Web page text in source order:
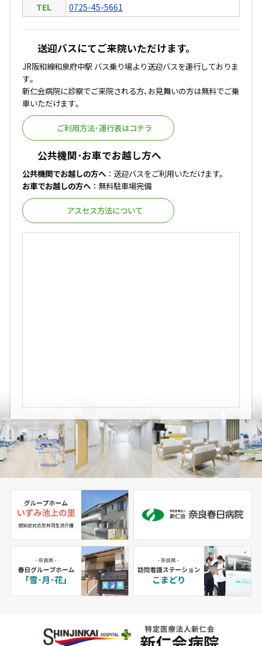
TEL
0725-45-5661
送迎バスにてご来院いただけます。
JR阪和線和泉府中駅 バス乗り場より送迎バスを運行しておりま
す｡
新仁会病院に診察でご来院される方､お見舞いの方は無料でご乗
車いただけます｡
ご利用方法･運行表はコチラ
公共機関･お車でお越し方へ
公共機関でお越しの方へ：送迎バスをご利用いただけます。
お車でお越しの方へ：無料駐車場完備
アスセス方法について